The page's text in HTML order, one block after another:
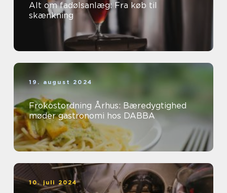
Alt om fadølsanlæg: Fra køb til
skænkning
19. august 2024
Frokostordning Århus: Bæredygtighed
møder gastronomi hos DABBA
10. juli 2024